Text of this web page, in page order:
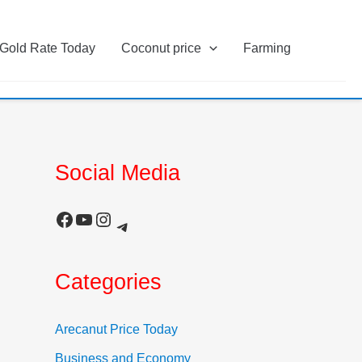
Gold Rate Today Coconut price Farming
Social Media
Facebook YouTube Instagram Telegram
Categories
Arecanut Price Today
Business and Economy